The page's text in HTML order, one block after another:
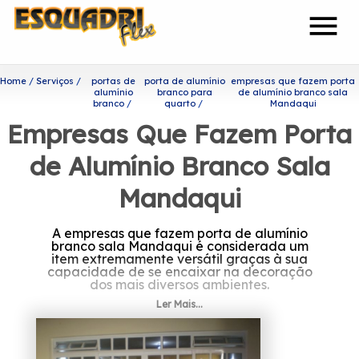
menu
Home Serviços
portas de
alumínio
branco
porta de alumínio
branco para
quarto
empresas que fazem porta
de alumínio branco sala
Mandaqui
Empresas Que Fazem Porta
de Alumínio Branco Sala
Mandaqui
A empresas que fazem porta de alumínio
branco sala Mandaqui é considerada um
item extremamente versátil graças à sua
capacidade de se encaixar na decoração
dos mais diversos ambientes.
Quer saber mais sobre
empresas que fazem porta de
Ler Mais...